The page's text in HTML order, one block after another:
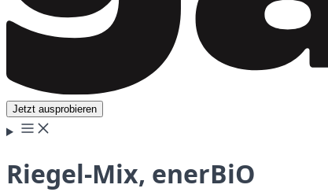
Jetzt ausprobieren
Riegel-Mix, enerBiO